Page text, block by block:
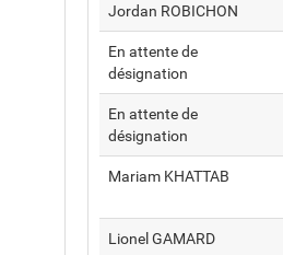
Jordan ROBICHON
En attente de
désignation
En attente de
désignation
Mariam KHATTAB
Lionel GAMARD